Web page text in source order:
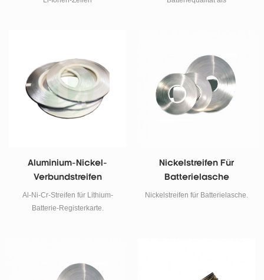
Aluminium-Nickel-
Verbundstreifen
Al-Ni-Cr-Streifen für Lithium-
Batterie-Registerkarte.
Nickelstreifen Für
Batterielasche
Nickelstreifen für Batterielasche.